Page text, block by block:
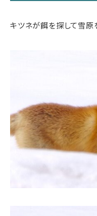
キツネが餌を探して雪原